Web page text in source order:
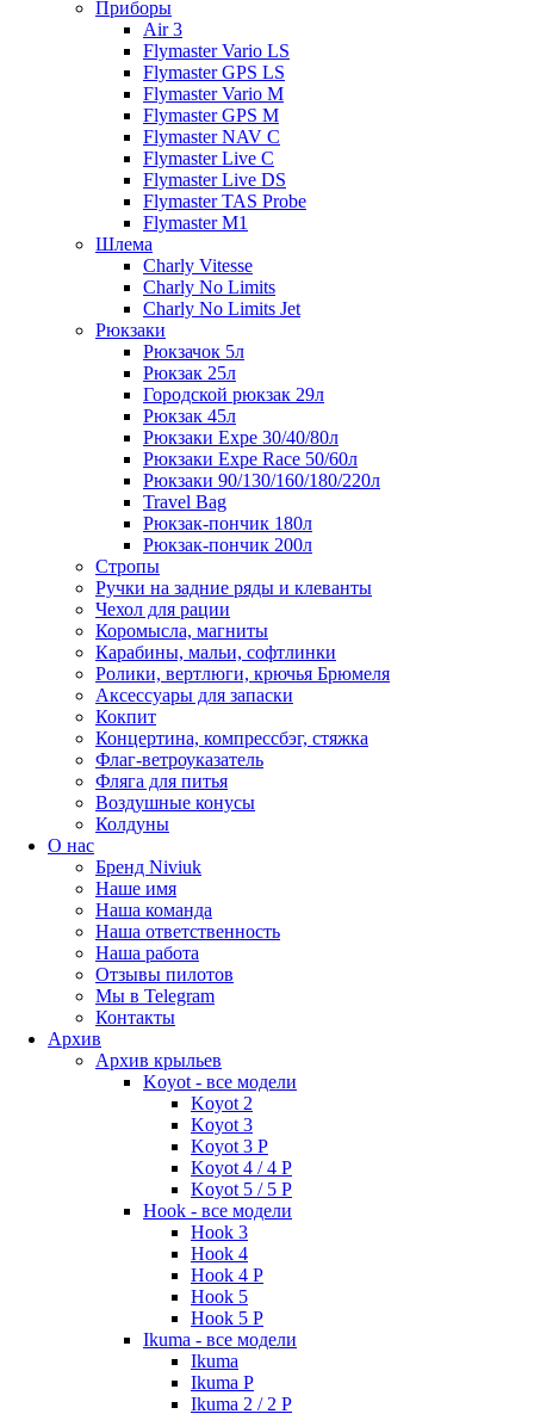
Приборы
Air 3
Flymaster Vario LS
Flymaster GPS LS
Flymaster Vario M
Flymaster GPS M
Flymaster NAV C
Flymaster Live C
Flymaster Live DS
Flymaster TAS Probe
Flymaster M1
Шлема
Charly Vitesse
Charly No Limits
Charly No Limits Jet
Рюкзаки
Рюкзачок 5л
Рюкзак 25л
Городской рюкзак 29л
Рюкзак 45л
Рюкзаки Expe 30/40/80л
Рюкзаки Expe Race 50/60л
Рюкзаки 90/130/160/180/220л
Travel Bag
Рюкзак-пончик 180л
Рюкзак-пончик 200л
Стропы
Ручки на задние ряды и клеванты
Чехол для рации
Коромысла, магниты
Карабины, мальи, софтлинки
Ролики, вертлюги, крючья Брюмеля
Аксессуары для запаски
Кокпит
Концертина, компрессбэг, стяжка
Флаг-ветроуказатель
Фляга для питья
Воздушные конусы
Колдуны
О нас
Бренд Niviuk
Наше имя
Наша команда
Наша ответственность
Наша работа
Отзывы пилотов
Мы в Telegram
Контакты
Архив
Архив крыльев
Koyot - все модели
Koyot 2
Koyot 3
Koyot 3 P
Koyot 4 / 4 P
Koyot 5 / 5 P
Hook - все модели
Hook 3
Hook 4
Hook 4 P
Hook 5
Hook 5 P
Ikuma - все модели
Ikuma
Ikuma P
Ikuma 2 / 2 P